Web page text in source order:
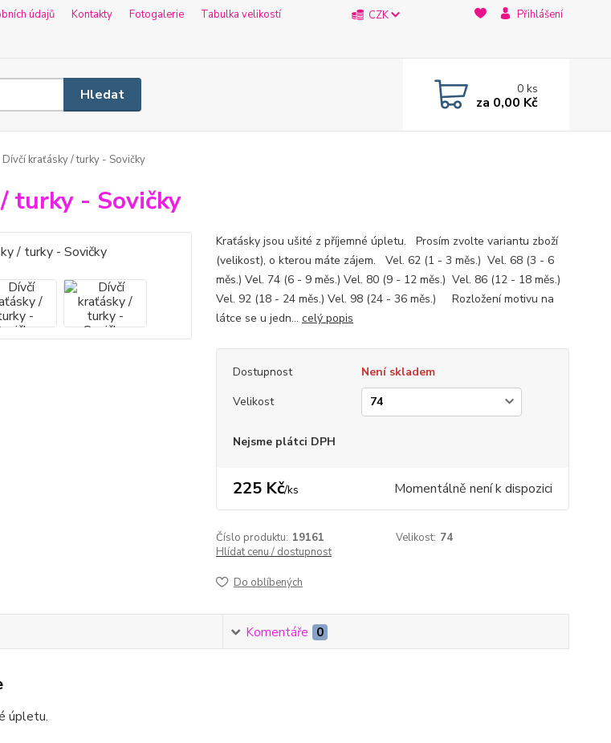
údajů Kontakty Fotogalerie
Tabulka velikostí
CZK Přihlášení
Hledat 0ks
za 0,00 Kč
Dívčí kraťásky / turky - Sovičky
turky - Sovičky
Kraťásky jsou ušité z příjemné úpletu. Prosím zvolte variantu zboží
(velikost), o kterou máte zájem. Vel. 62 (1 - 3 měs.) Vel. 68 (3 - 6
měs.) Vel. 74 (6 - 9 měs.) Vel. 80 (9 - 12 měs.) Vel. 86 (12 - 18 měs.)
Vel. 92 (18 - 24 měs.) Vel. 98 (24 - 36 měs.) Rozložení motivu na
látce se u jedn... celý popis
Dostupnost
Není skladem
Velikost
Nejsme plátci DPH
225 Kč/ks Momentálně není k dispozici
Číslo produktu: 19161 Velikost: 74
Hlídat cenu / dostupnost
Do oblíbených
Komentáře 0
úpletu.